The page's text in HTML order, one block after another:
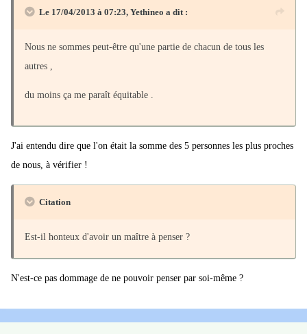
Le 17/04/2013 à 07:23, Yethineo a dit :
Nous ne sommes peut-être qu'une partie de chacun de tous les
autres ,
du moins ça me paraît équitable .
J'ai entendu dire que l'on était la somme des 5 personnes les plus proches
de nous, à vérifier !
Citation
Est-il honteux d'avoir un maître à penser ?
N'est-ce pas dommage de ne pouvoir penser par soi-même ?